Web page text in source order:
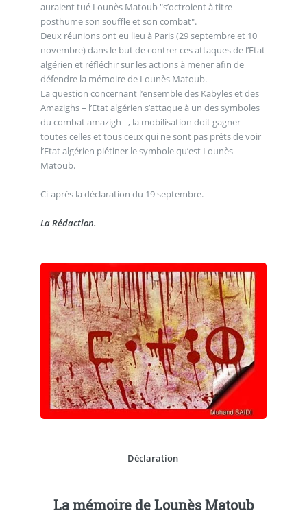
auraient tué Lounès Matoub "s’octroient à titre
posthume son souffle et son combat".
Deux réunions ont eu lieu à Paris (29 septembre et 10
novembre) dans le but de contrer ces attaques de l’Etat
algérien et réfléchir sur les actions à mener afin de
défendre la mémoire de Lounès Matoub.
La question concernant l’ensemble des Kabyles et des
Amazighs – l’Etat algérien s’attaque à un des symboles
du combat amazigh –, la mobilisation doit gagner
toutes celles et tous ceux qui ne sont pas prêts de voir
l’Etat algérien piétiner le symbole qu’est Lounès
Matoub.
Ci-après la déclaration du 19 septembre.
La Rédaction.
Déclaration
La mémoire de Lounès Matoub